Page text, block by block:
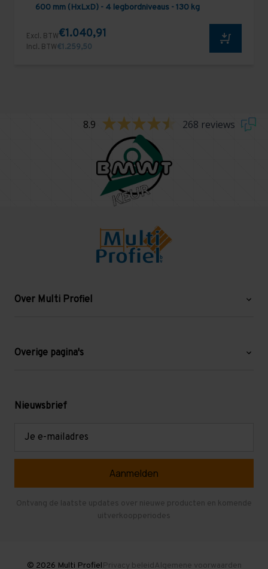
600 mm (HxLxD) - 4 legbordniveaus - 130 kg
Excl. BTW€1.040,91
Incl. BTW€1.259,50
8.9 268 reviews
Over Multi Profiel
Blog
Levering en afhalen
Overige pagina's
Mezzanine
Verdiepingsvloeren
Gebruikte entresolvloeren
Nieuwsbrief
Ontvang de laatste updates over nieuwe producten en komende
uitverkoopperiodes
© 2026 Multi ProfielPrivacy beleidAlgemene voorwaarden